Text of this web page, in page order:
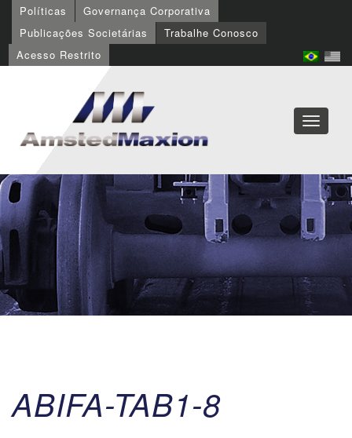
Políticas
Governança Corporativa
Publicações Societárias
Trabalhe Conosco
Acesso Restrito
ABIFA-TAB1-8